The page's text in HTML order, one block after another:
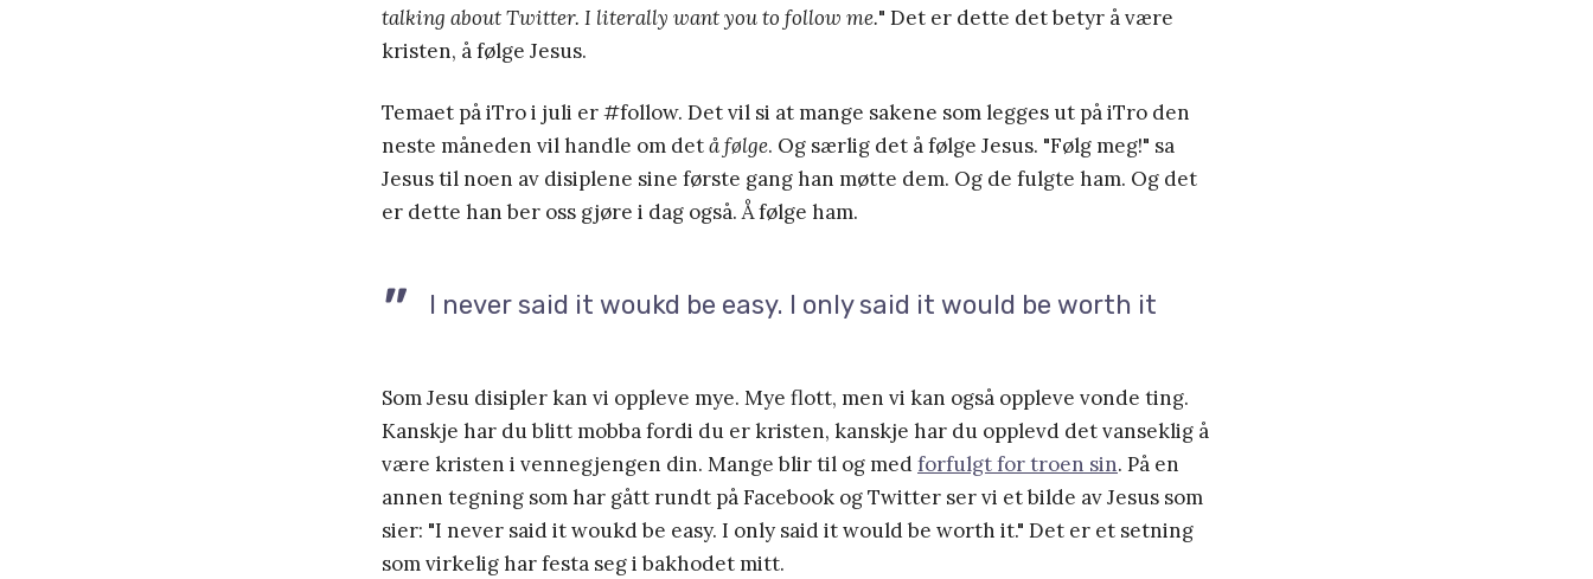
talking about Twitter. I literally want you to follow me." Det er dette det betyr å være
kristen, å følge Jesus.
Temaet på iTro i juli er #follow. Det vil si at mange sakene som legges ut på iTro den
neste måneden vil handle om detå følge. Og særlig det å følge Jesus. "Følg meg!" sa
Jesus til noen av disiplene sine første gang han møtte dem. Og de fulgte ham. Og det
er dette han ber oss gjøre i dag også. Å følge ham.
I never said it woukd be easy. I only said it would be worth it
Som Jesu disipler kan vi oppleve mye. Mye flott, men vi kan også oppleve vonde ting.
Kanskje har du blitt mobba fordi du er kristen, kanskje har du opplevd det vanseklig å
være kristen i vennegjengen din. Mange blir til og medforfulgt for troen sin. På en
annen tegning som har gått rundt på Facebook og Twitter ser vi et bilde av Jesus som
sier: "I never said it woukd be easy. I only said it would be worth it." Det er et setning
som virkelig har festa seg i bakhodet mitt.